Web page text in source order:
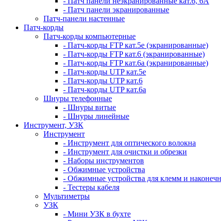
- Патч панели экранированные
Патч-панели настенные
Патч-корды
Патч-корды компьютерные
- Патч-корды FTP кат.5е (экранированные)
- Патч-корды FTP кат.6 (экранированные)
- Патч-корды FTP кат.6а (экранированные)
- Патч-корды UTP кат.5е
- Патч-корды UTP кат.6
- Патч-корды UTP кат.6а
Шнуры телефонные
- Шнуры витые
- Шнуры линейные
Инструмент, УЗК
Инструмент
- Инструмент для оптического волокна
- Инструмент для очистки и обрезки
- Наборы инструментов
- Обжимные устройства
- Обжимные устройства для клемм и
- Тестеры кабеля
Мультиметры
УЗК
- Мини УЗК в бухте